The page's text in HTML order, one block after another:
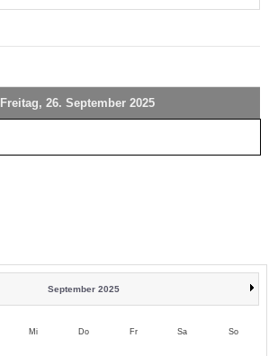
Freitag, 26. September 2025
September 2025
Mi Do Fr Sa So